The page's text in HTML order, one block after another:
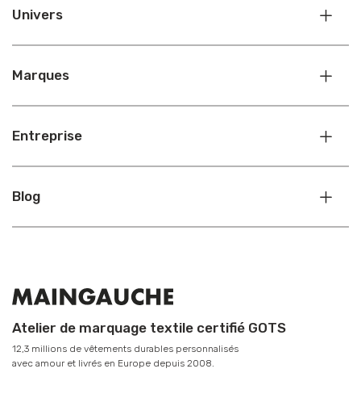
Univers
Marques
Entreprise
Blog
Atelier de marquage textile certifié GOTS
12,3 millions de vêtements durables personnalisés
avec amour et livrés en Europe depuis 2008.